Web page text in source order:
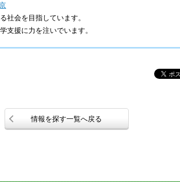
社会を目指しています。
支援に力を注いでいます。
情報を探す一覧へ戻る